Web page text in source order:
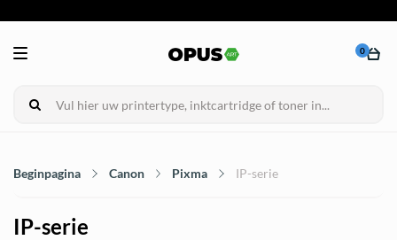
0
Beginpagina Canon Pixma IP-serie
IP-serie